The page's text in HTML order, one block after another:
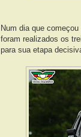
Num dia que
foram realizados os
para sua etapa